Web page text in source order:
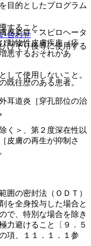
すること。
げそり後等に使用する
て使用しないこと。
感染症・スピロヘータ
動物性皮膚疾患（疥
悪するおそれがあ
往歴のある患者。
耳道炎［穿孔部位の治
く＞、第２度深在性以
皮膚の再生が抑制さ
の密封法（ＯＤＴ）
を全身投与した場合と
で、特別な場合を除き
力避けること〔９．５
項、１１．１．１参
目的としたプログラム
合わせ